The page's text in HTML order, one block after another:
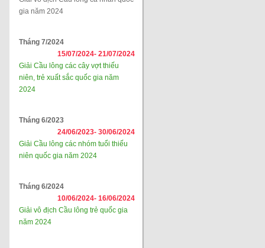
gia năm 2024
Tháng 7/2024
15/07/2024- 21/07/2024
Giải Cầu lông các cây vợt thiếu
niên, trẻ xuất sắc quốc gia năm
2024
Tháng 6/2023
24/06/2023- 30/06/2024
Giải Cầu lông các nhóm tuổi thiếu
niên quốc gia năm 2024
Tháng 6/2024
10/06/2024- 16/06/2024
Giải vô địch Cầu lông trẻ quốc gia
năm 2024